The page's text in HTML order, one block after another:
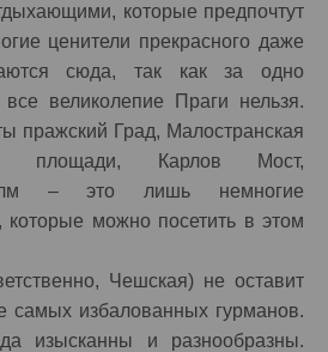
которые предпочтут
ценители прекрасного даже
сюда, так как за одно
великолепие Праги нельзя.
пражский Град, Малостранская
площади, Карлов Мост,
– это лишь немногие
которые можно посетить в этом
Чешская) не оставит
избалованных гурманов.
изысканны и разнообразны.